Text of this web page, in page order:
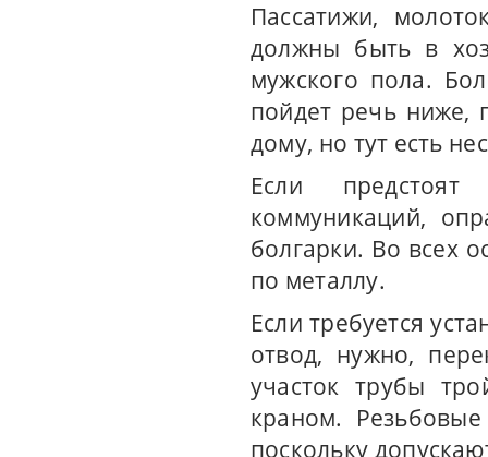
Пассатижи,
должны быть в
мужского пола.
пойдет речь ниже,
дому, но тут есть
Если
коммуникаций,
болгарки. Во всех
по металлу.
Если требуется
отвод, нужно,
участок трубы
краном.
поскольку